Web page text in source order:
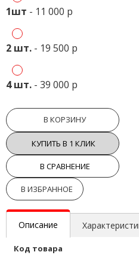
1шт - 11 000 р
2 шт. - 19 500 р
4 шт. - 39 000 р
В КОРЗИНУ
КУПИТЬ В 1 КЛИК
В СРАВНЕНИЕ
В ИЗБРАННОЕ
Описание
Код товара